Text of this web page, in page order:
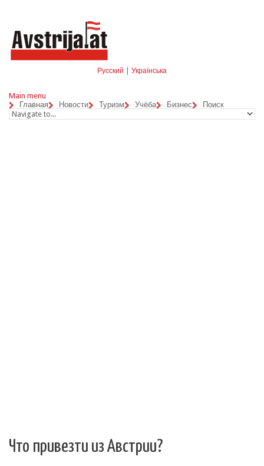
Русский Українська
Main menu
Главная
Новости Туризм Учёба Бизнес Поиск
Что привезти из Австрии?